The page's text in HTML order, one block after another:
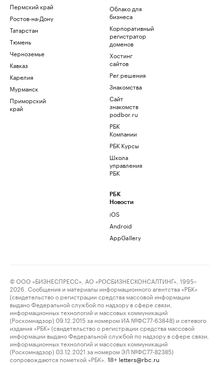
Пермский край
Ростов-на-Дону
Татарстан
Тюмень
Черноземье
Кавказ
Карелия
Мурманск
Приморский
край
Облако для
бизнеса
Корпоративный
регистратор
доменов
Хостинг
сайтов
Рег.решения
Знакомства
Сайт
знакомств
podbor.ru
РБК
Компании
РБК Курсы
Школа
управления
РБК
РБК
Новости
iOS
Android
AppGallery
© ООО «БИЗНЕСПРЕСС», АО «РОСБИЗНЕСКОНСАЛТИНГ», 1995–
2026. Сообщения и материалы информационного агентства «РБК»
(свидетельство о регистрации средства массовой информации
выдано Федеральной службой по надзору в сфере связи,
информационных технологий и массовых коммуникаций
(Роскомнадзор) 09.12.2015 за номером ИА №ФС77-63848) и сетевого
издания «РБК» (свидетельство о регистрации средства массовой
информации выдано Федеральной службой по надзору в сфере связи,
информационных технологий и массовых коммуникаций
(Роскомнадзор) 03.12.2021 за номером ЭЛ №ФС77-82385)
сопровождаются пометкой «РБК».
18+ letters@rbc.ru